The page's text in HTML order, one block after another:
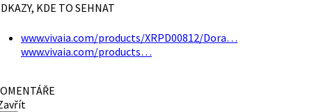
KDE TO SEHNAT
www.vivaia.com/products/XRPD00812/Dora…
www.vivaia.com/products…